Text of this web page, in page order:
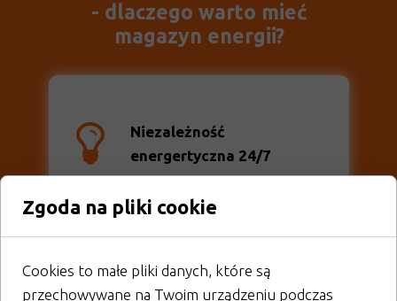
Ekologiczne
rozwiązanie
Niezależność
energertyczna 24/7
- dlaczego warto mieć
magazyn energii?
Zgoda na pliki cookie
Cookies to małe pliki danych, które są
przechowywane na Twoim urządzeniu podczas